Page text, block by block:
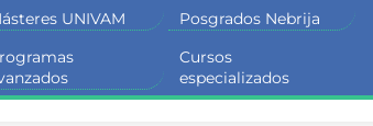
UNIVAM Posgrados Nebrija
Cursos
especializados